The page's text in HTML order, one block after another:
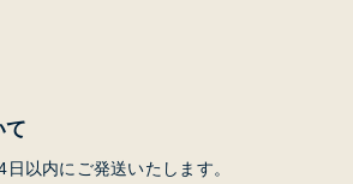
て
以内にご発送いたします。